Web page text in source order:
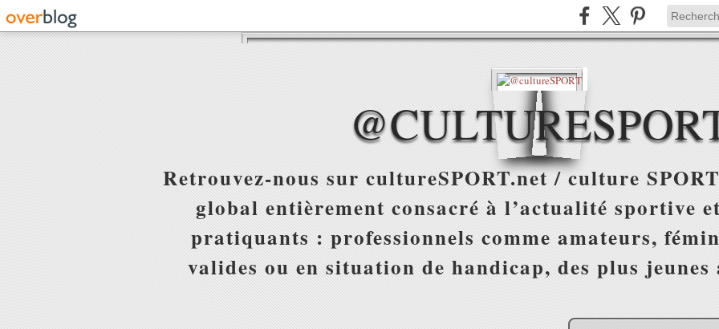
Retrouvez-nous sur cultureSPORT.net / culture
global entièrement consacré à l’actualité sportive
pratiquants : professionnels comme amateurs,
valides ou en situation de handicap, des plus